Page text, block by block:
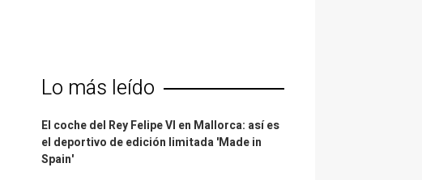
Lo más leído
El coche del Rey Felipe VI en Mallorca: así es
el deportivo de edición limitada 'Made in
Spain'